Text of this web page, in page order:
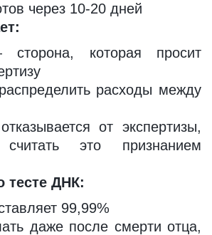
через 10-20 дней
которая просит
расходы между
от экспертизы,
это признанием
тесте ДНК:
99,99%
даже после смерти отца,